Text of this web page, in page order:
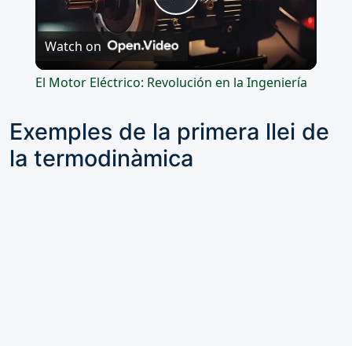
Play
Video
Watch on
El Motor Eléctrico: Revolución en la Ingeniería
Exemples de la primera llei de
la termodinàmica